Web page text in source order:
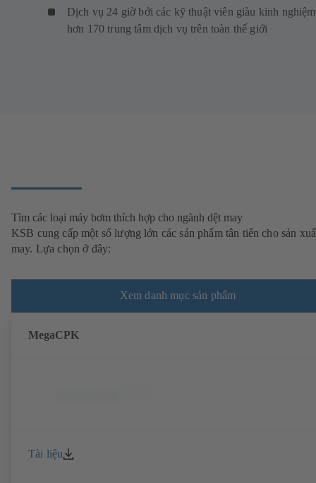
Dịch vụ 24 giờ bởi các kỹ thuật viên giàu kinh
hơn 170 trung tâm dịch vụ trên toàn thế giới
Tìm các loại máy bơm thích hợp cho ngành dệt may
KSB cung cấp một số lượng lớn các sản phẩm tân tiến cho sản
may. Lựa chọn ở đây:
Xem danh mục sản phẩm
MegaCPK
Tài liệu